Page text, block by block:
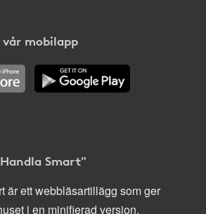
vår mobilapp
Smart"
är ett webbläsartillägg som ger
i en minifierad version,